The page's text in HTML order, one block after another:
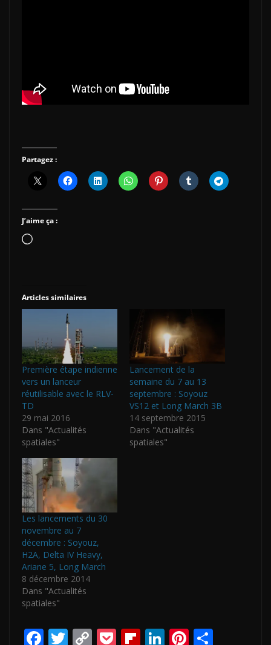
Partagez :
J’aime ça :
Chargement…
Articles similaires
Première étape indienne
vers un lanceur
réutilisable avec le RLV-
TD
29 mai 2016
Dans "Actualités
spatiales"
Lancement de la
semaine du 7 au 13
septembre : Soyouz
VS12 et Long March 3B
14 septembre 2015
Dans "Actualités
spatiales"
Les lancements du 30
novembre au 7
décembre : Soyouz,
H2A, Delta IV Heavy,
Ariane 5, Long March
8 décembre 2014
Dans "Actualités
spatiales"
F T C P Fli Li Pi